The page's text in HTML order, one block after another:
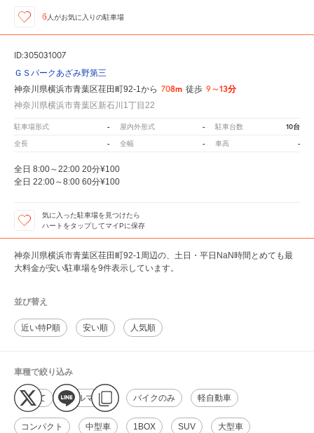
6 人がお気に入りの駐車場
ID:305031007
ＧＳパークあざみ野第三
神奈川県横浜市青葉区荏田町92-1から 708m 徒歩 9～13分
神奈川県横浜市青葉区新石川1丁目22
駐車場形式 - 屋内外形式 - 駐車台数 10台
全長 - 全幅 - 車高 -
全日 8:00～22:00 20分¥100
全日 22:00～8:00 60分¥100
気に入った駐車場を見つけたら
ハートをタップしてマイPに保存
神奈川県横浜市青葉区荏田町92-1周辺の、土日・平日NaN時間とめても最
大料金が安い駐車場を9件表示しています。
並び替え
近い特P順 安い順 人気順
車種で絞り込み
すべて クルマのみ バイクのみ 軽自動車
コンパクト 中型車 1BOX SUV 大型車